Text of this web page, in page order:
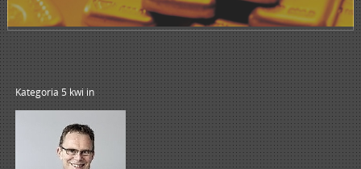
Kategoria 5 kwiin